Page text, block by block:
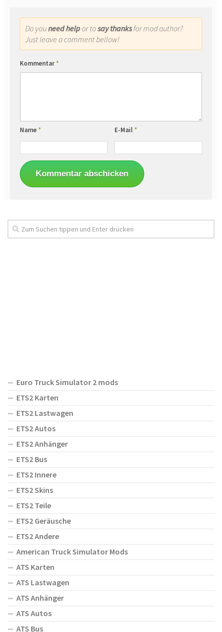
Do youneed helpor tosay thanksfor mod author?
Just leave a comment bellow!
Kommentar*
Name* E-Mail*
Euro Truck Simulator 2 mods
ETS2 Karten
ETS2 Lastwagen
ETS2 Autos
ETS2 Anhänger
ETS2 Bus
ETS2 Innere
ETS2 Skins
ETS2 Teile
ETS2 Geräusche
ETS2 Andere
American Truck Simulator Mods
ATS Karten
ATS Lastwagen
ATS Anhänger
ATS Autos
ATS Bus